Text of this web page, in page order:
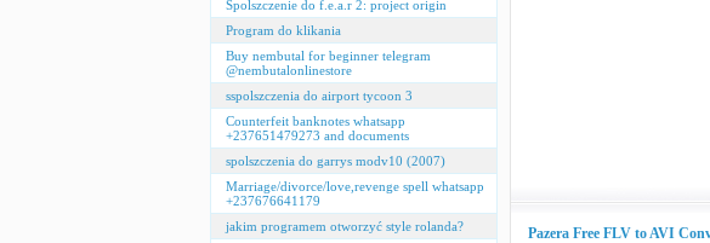
Spolszczenie do f.e.a.r 2: project origin
Program do klikania
Buy nembutal for beginner telegram
@nembutalonlinestore
sspolszczenia do airport tycoon 3
Counterfeit banknotes whatsapp
+237651479273 and documents
spolszczenia do garrys modv10 (2007)
Marriage/divorce/love,revenge spell whatsapp
+237676641179
jakim programem otworzyć style rolanda?
Pazera Free FLV to AVI